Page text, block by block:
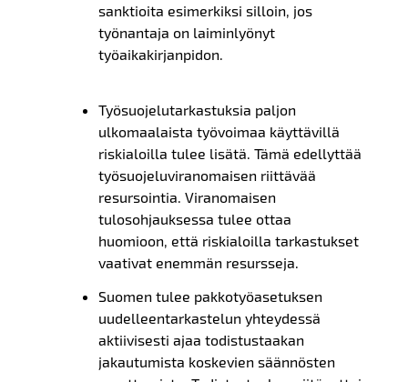
sanktioita esimerkiksi silloin, jos
työnantaja on laiminlyönyt
työaikakirjanpidon.
Työsuojelutarkastuksia paljon
ulkomaalaista työvoimaa käyttävillä
riskialoilla tulee lisätä. Tämä edellyttää
työsuojeluviranomaisen riittävää
resursointia. Viranomaisen
tulosohjauksessa tulee ottaa
huomioon, että riskialoilla tarkastukset
vaativat enemmän resursseja.
Suomen tulee pakkotyöasetuksen
uudelleentarkastelun yhteydessä
aktiivisesti ajaa todistustaakan
jakautumista koskevien säännösten